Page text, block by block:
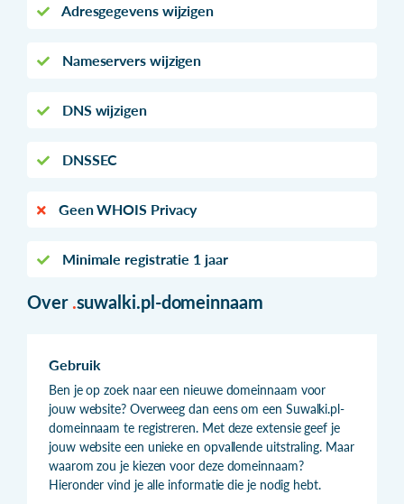
Adresgegevens wijzigen
Nameservers wijzigen
DNS wijzigen
DNSSEC
Geen WHOIS Privacy
Minimale registratie 1 jaar
Over .suwalki.pl-domeinnaam
Gebruik
Ben je op zoek naar een nieuwe domeinnaam voor
jouw website? Overweeg dan eens om een Suwalki.pl-
domeinnaam te registreren. Met deze extensie geef je
jouw website een unieke en opvallende uitstraling. Maar
waarom zou je kiezen voor deze domeinnaam?
Hieronder vind je alle informatie die je nodig hebt.